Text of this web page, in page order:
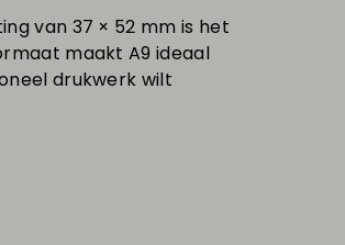
van 37 × 52 mm is het
maakt A9 ideaal
drukwerk wilt